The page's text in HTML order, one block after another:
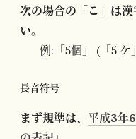
次の場合の「こ」は
い。
例:「5個」 (「5
長音符号
まず規準は、 平成3年